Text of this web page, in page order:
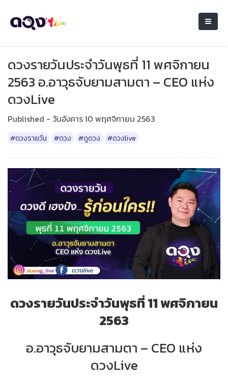
ดวงรายวันประจำวันพุธที่ 11 พศจิกายน
2563 อ.อาวุธจับยามสามตา – CEO แห่ง
ดวงLive
Published - วันอังคาร 10 พฤศจิกายน 2563
#ดวงรายวัน #ดวง #ดูดวง #ดวงlive
ดวงรายวันประจำวันพุธที่ 11 พศจิกายน
2563
อ.อาวุธจับยามสามตา – CEO แห่ง
ดวงLive